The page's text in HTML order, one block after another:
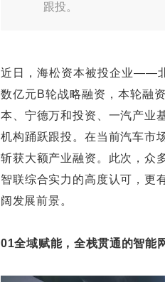
跟投。
近日，海松资本被投企业——
数亿元B轮战略融资，本轮融
本、宁德万和投资、一汽产业
机构踊跃跟投。在当前汽车市
斩获大额产业融资。此次，众
智联综合实力的高度认可，更
阔发展前景。
01全域赋能，全栈贯通的智能